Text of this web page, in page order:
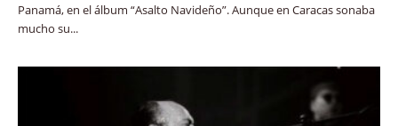
Panamá, en el álbum “Asalto Navideño”. Aunque en Caracas sonaba
mucho su...